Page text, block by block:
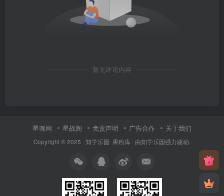
暂无评论内容
星魂网 星战阁 免责声明 广告合作 关于我们
Copyright © 2025 · 知学乐园· 果粉库 · 由知学乐园强力驱动.